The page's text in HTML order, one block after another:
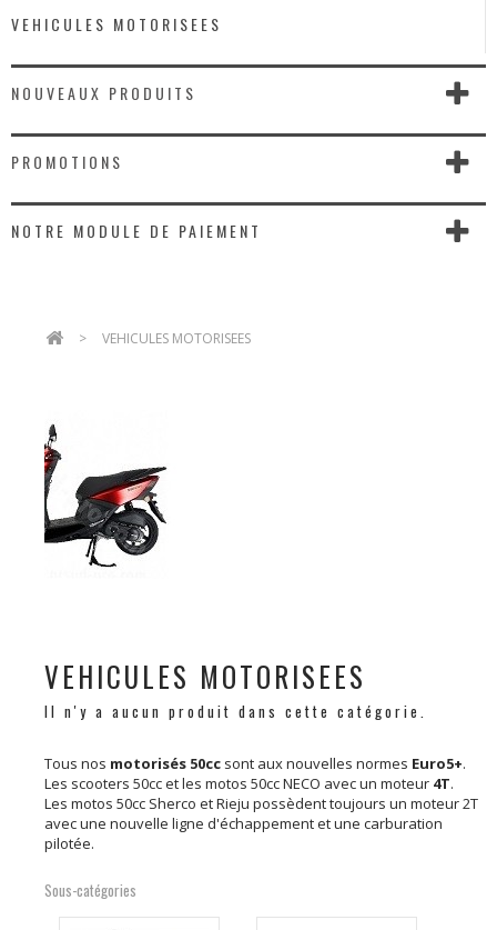
VEHICULES MOTORISEES
NOUVEAUX PRODUITS
PROMOTIONS
NOTRE MODULE DE PAIEMENT
> VEHICULES MOTORISEES
VEHICULES MOTORISEES
Il n'y a aucun produit dans cette catégorie.
Tous nos motorisés 50cc sont aux nouvelles normes Euro5+.
Les scooters 50cc et les motos 50cc NECO avec un moteur 4T.
Les motos 50cc Sherco et Rieju possèdent toujours un moteur 2T
avec une nouvelle ligne d'échappement et une carburation
pilotée.
Sous-catégories